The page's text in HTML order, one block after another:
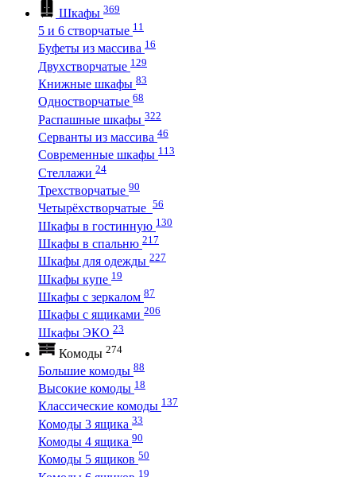
Шкафы 369
5 и 6 створчатые 11
Буфеты из массива 16
Двухстворчатые 129
Книжные шкафы 83
Одностворчатые 68
Распашные шкафы 322
Серванты из массива 46
Современные шкафы 113
Стеллажи 24
Трехстворчатые 90
Четырёхстворчатые 56
Шкафы в гостинную 130
Шкафы в спальню 217
Шкафы для одежды 227
Шкафы купе 19
Шкафы с зеркалом 87
Шкафы с ящиками 206
Шкафы ЭКО 23
Комоды 274
Большие комоды 88
Высокие комоды 18
Классические комоды 137
Комоды 3 ящика 33
Комоды 4 ящика 90
Комоды 5 ящиков 50
19